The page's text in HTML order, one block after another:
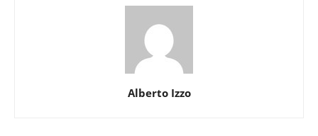
Alberto Izzo